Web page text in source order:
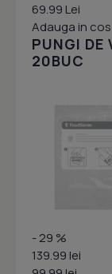
69.99 Lei
Adauga in cos
PUNGI DE
20BUC
- 29 %
139.99 lei